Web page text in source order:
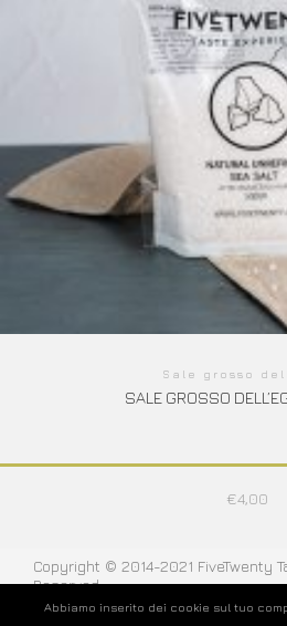
Sale grosso
SALE GROSSO
€4,00
Copyright © 2014-2021 FiveTwenty
Reserved
Abbiamo inserito dei cookie sul tuo